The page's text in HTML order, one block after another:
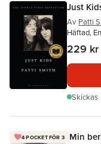
Just
Av Patti
Häftad,
229 kr
Skickas
4 POCKET FÖR 3 Min